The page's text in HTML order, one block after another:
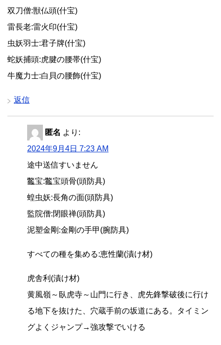
双刀僧:獣仏頭(什宝)
雷長老:雷火印(什宝)
虫妖羽士:君子牌(什宝)
蛇妖捕頭:虎腱の腰帯(什宝)
牛魔力士:白貝の腰飾(什宝)
返信
匿名 より:
2024年9月4日 7:23 AM
途中送信すいません
龞宝:龞宝頭骨(頭防具)
蝗虫妖:長角の面(頭防具)
監院僧:閉眼禅(頭防具)
泥塑金剛:金剛の手甲(腕防具)
すべての種を集める:恵性蘭(漬け材)
虎舎利(漬け材)
黄風嶺～臥虎寺～山門に行き、虎先鋒撃破後に行け
る地下を抜けた、穴蔵手前の坂道にある。タイミン
グよくジャンプ→強攻撃でいける